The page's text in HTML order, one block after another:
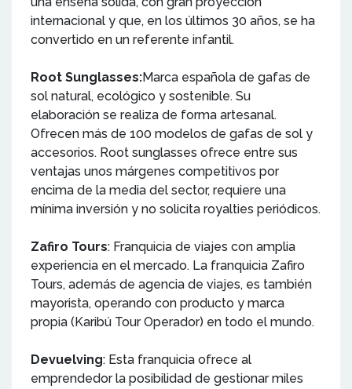
internacional y que, en los últimos 30 años, se ha
convertido en un referente infantil.
Root Sunglasses:Marca española de gafas de
sol natural, ecológico y sostenible. Su
elaboración se realiza de forma artesanal.
Ofrecen más de 100 modelos de gafas de sol y
accesorios. Root sunglasses ofrece entre sus
ventajas unos márgenes competitivos por
encima de la media del sector, requiere una
mínima inversión y no solicita royalties periódicos.
Zafiro Tours: Franquicia de viajes con amplia
experiencia en el mercado. La franquicia Zafiro
Tours, además de agencia de viajes, es también
mayorista, operando con producto y marca
propia (Karibú Tour Operador) en todo el mundo.
Devuelving: Esta franquicia ofrece al
emprendedor la posibilidad de gestionar miles